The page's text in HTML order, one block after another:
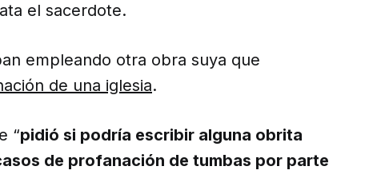
el sacerdote.
empleando otra obra suya que
de una iglesia.
“pidió si podría escribir alguna obrita
de profanación de tumbas por parte